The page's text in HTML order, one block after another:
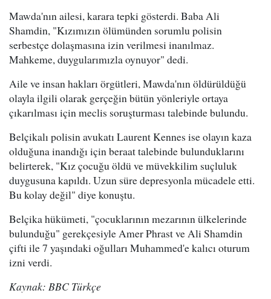
Mawda'nın ailesi, karara tepki gösterdi. Baba Ali
Shamdin, "Kızımızın ölümünden sorumlu polisin
serbestçe dolaşmasına izin verilmesi inanılmaz.
Mahkeme, duygularımızla oynuyor" dedi.
Aile ve insan hakları örgütleri, Mawda'nın öldürüldüğü
olayla ilgili olarak gerçeğin bütün yönleriyle ortaya
çıkarılması için meclis soruşturması talebinde bulundu.
Belçikalı polisin avukatı Laurent Kennes ise olayın kaza
olduğuna inandığı için beraat talebinde bulunduklarını
belirterek, "Kız çocuğu öldü ve müvekkilim suçluluk
duygusuna kapıldı. Uzun süre depresyonla mücadele etti.
Bu kolay değil" diye konuştu.
Belçika hükümeti, "çocuklarının mezarının ülkelerinde
bulunduğu" gerekçesiyle Amer Phrast ve Ali Shamdin
çifti ile 7 yaşındaki oğulları Muhammed'e kalıcı oturum
izni verdi.
Kaynak: BBC Türkçe